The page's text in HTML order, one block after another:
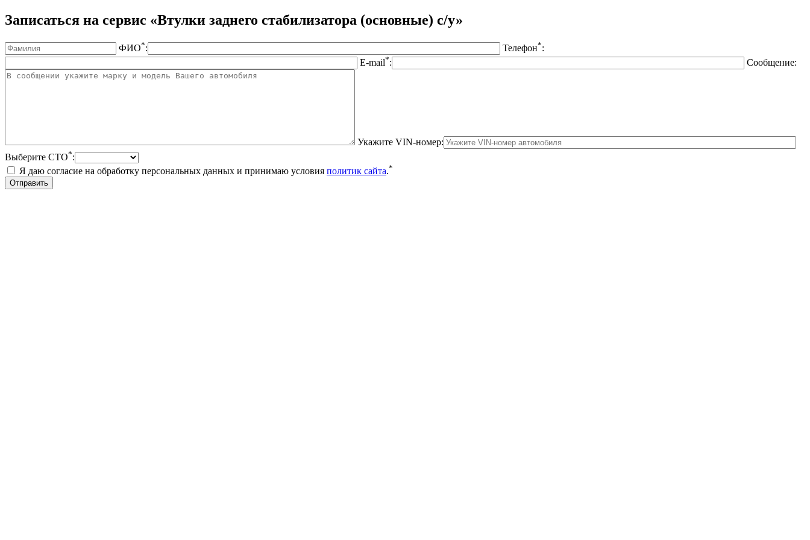
Записаться на сервис «Втулки заднего стабилизатора (основные) с/у»
ФИО*: Телефон*:
E-mail*: Сообщение:
Укажите VIN-номер:
Выберите СТО*:
Я даю согласие на обработку персональных данных и принимаю условия политик сайта.*